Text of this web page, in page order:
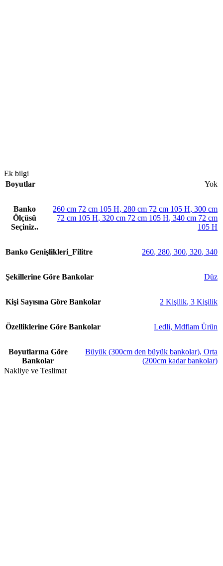
Ek bilgi
Boyutlar
Yok
Banko
Ölçüsü
Seçiniz..
260 cm 72 cm 105 H, 280 cm 72 cm 105 H, 300 cm
72 cm 105 H, 320 cm 72 cm 105 H, 340 cm 72 cm
105 H
Banko Genişlikleri_Filitre 260, 280, 300, 320, 340
Şekillerine Göre Bankolar Düz
Kişi Sayısına Göre Bankolar 2 Kişilik, 3 Kişilik
Özelliklerine Göre Bankolar Ledli, Mdflam Ürün
Boyutlarına Göre
Bankolar
Büyük (300cm den büyük bankolar), Orta
(200cm kadar bankolar)
Nakliye ve Teslimat